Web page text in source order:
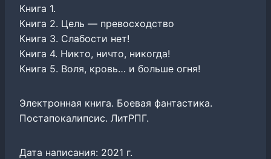
Книга 1.
Книга 2. Цель — превосходство
Книга 3. Слабости нет!
Книга 4. Никто, ничто, никогда!
Книга 5. Воля, кровь… и больше огня!
Электронная книга. Боевая фантастика.
Постапокалипсис. ЛитРПГ.
Дата написания: 2021 г.